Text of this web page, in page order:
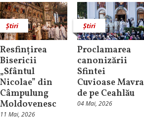
Știri
Resfințirea
Bisericii
„Sfântul
Nicolae” din
Câmpulung
Moldovenesc
11 Mai, 2026
Știri
Proclamarea
canonizării
Sfintei
Cuvioase Mavra
de pe Ceahlău
04 Mai, 2026